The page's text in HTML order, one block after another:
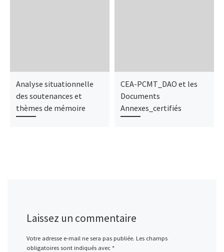
Analyse situationnelle
des soutenances et
thèmes de mémoire
CEA-PCMT_DAO et les
Documents
Annexes_certifiés
Laissez un commentaire
Votre adresse e-mail ne sera pas publiée. Les champs
obligatoires sont indiqués avec *